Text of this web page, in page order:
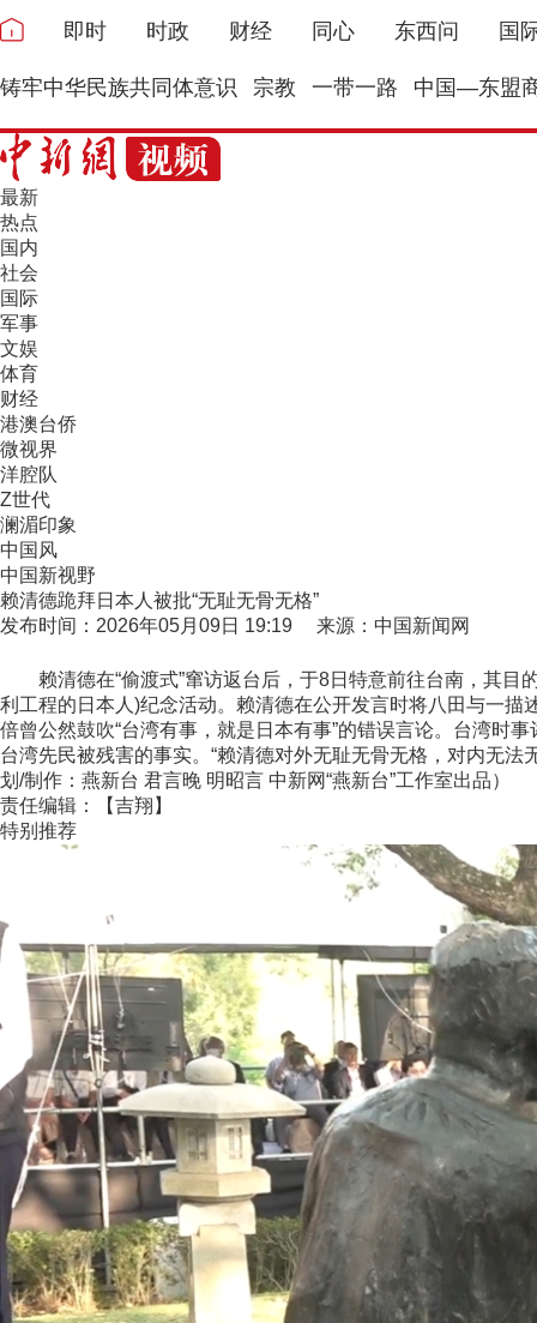
即时 时政 财经 同心 东西问 国
铸牢中华民族共同体意识 宗教 一带一路 中国—东盟
最新
热点
国内
社会
国际
军事
文娱
体育
财经
港澳台侨
微视界
洋腔队
Z世代
澜湄印象
中国风
中国新视野
赖清德跪拜日本人被批“无耻无骨无格”
发布时间：2026年05月09日 19:19 来源：中国新闻网
赖清德在“偷渡式”窜访返台后，于8日特意前往台南，其目
利工程的日本人)纪念活动。赖清德在公开发言时将八田与一描
倍曾公然鼓吹“台湾有事，就是日本有事”的错误言论。台湾时
台湾先民被残害的事实。“赖清德对外无耻无骨无格，对内无
划/制作：燕新台 君言晚 明昭言 中新网“燕新台”工作室出品）
责任编辑：【吉翔】
特别推荐